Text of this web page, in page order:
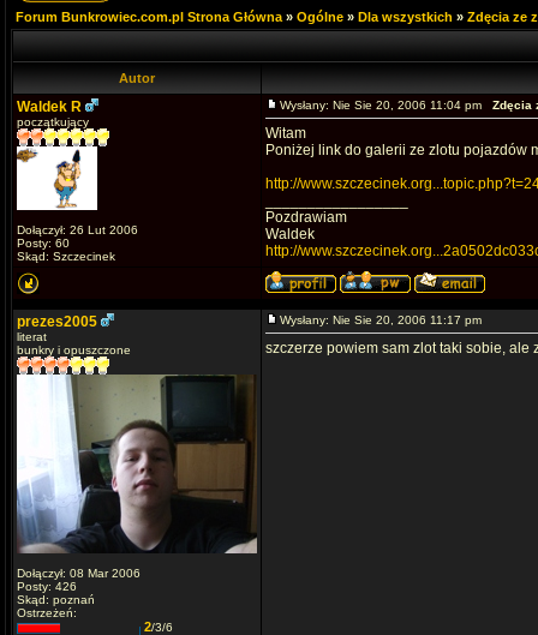
Forum Bunkrowiec.com.pl Strona Główna » Ogólne » Dla wszystkich » Zdęcia ze
Autor
Waldek R
początkujący
Dołączył: 26 Lut 2006
Posty: 60
Skąd: Szczecinek
Wysłany: Nie Sie 20, 2006 11:04 pm Zdęcia
Witam
Poniżej link do galerii ze zlotu pojazdów
http://
Pozdrawiam
Waldek
http://
prezes2005
literat
bunkry i opuszczone
Dołączył: 08 Mar 2006
Posty: 426
Skąd: poznań
Ostrzeżeń:
2/3/6
Wysłany: Nie Sie 20, 2006 11:17 pm
szczerze powiem sam zlot taki sobie,